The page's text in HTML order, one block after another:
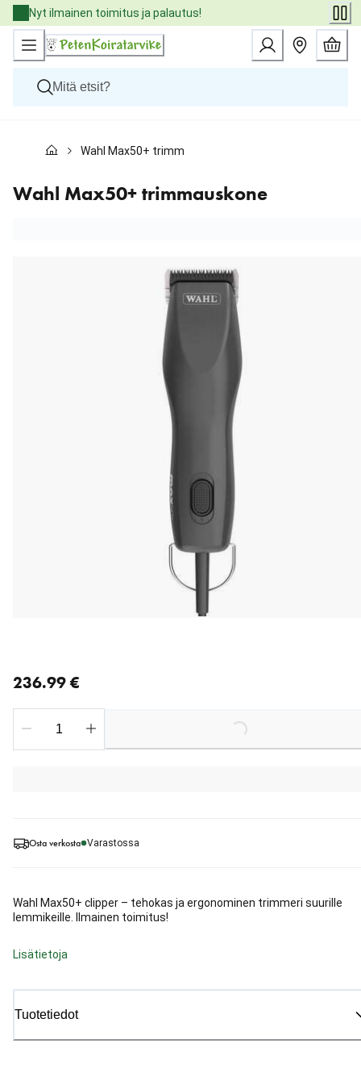
Skip
to
Content
Nyt ilmainen toimitus ja palautus!
Kissat
Eläinlääkäriruoat
Tuotemerkit
Wahl Max50+ trimmauskone
Wahl Max50+ trimmauskone
Osta verkosta Varastossa
Wahl Max50+ clipper – tehokas ja ergonominen trimmeri suurille
lemmikeille. Ilmainen toimitus!
Lisätietoja
Tuotetiedot
236.99 €
Loading...